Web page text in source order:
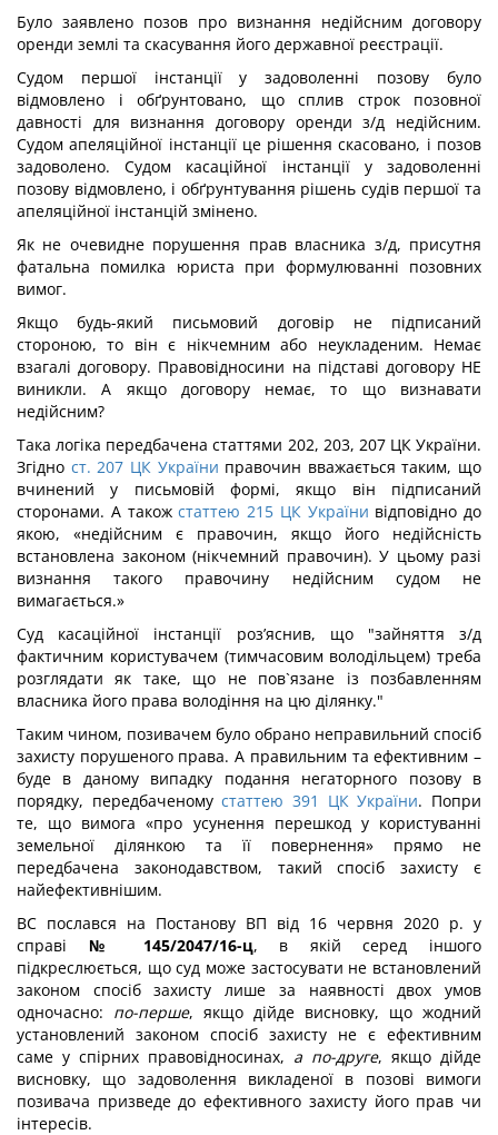
Було заявлено позов про визнання недійсним договору
оренди землі та скасування його державної реєстрації.
Судом першої інстанції у задоволенні позову було
відмовлено і обґрунтовано, що сплив строк позовної
давності для визнання договору оренди з/д недійсним.
Судом апеляційної інстанції це рішення скасовано, і позов
задоволено. Судом касаційної інстанції у задоволенні
позову відмовлено, і обґрунтування рішень судів першої та
апеляційної інстанцій змінено.
Як не очевидне порушення прав власника з/д, присутня
фатальна помилка юриста при формулюванні позовних
вимог.
Якщо будь-який письмовий договір не підписаний
стороною, то він є нікчемним або неукладеним. Немає
взагалі договору. Правовідносини на підставі договору НЕ
виникли. А якщо договору немає, то що визнавати
недійсним?
Така логіка передбачена статтями 202, 203, 207 ЦК України.
Згідно ст. 207 ЦК України правочин вважається таким, що
вчинений у письмовій формі, якщо він підписаний
сторонами. А такожстаттею 215 ЦК України відповідно до
якою, «недійсним є правочин, якщо його недійсність
встановлена законом (нікчемний правочин). У цьому разі
визнання такого правочину недійсним судом не
вимагається.»
Суд касаційної інстанції роз’яснив, що "зайняття з/д
фактичним користувачем (тимчасовим володільцем) треба
розглядати як таке, що не пов`язане із позбавленням
власника його права володіння на цю ділянку."
Таким чином, позивачем було обрано неправильний спосіб
захисту порушеного права. А правильним та ефективним –
буде в даному випадку подання негаторного позову в
порядку, передбаченомустаттею 391 ЦК України. Попри
те, що вимога «про усунення перешкод у користуванні
земельної ділянкою та її повернення» прямо не
передбачена законодавством, такий спосіб захисту є
найефективнішим.
ВС послався на Постанову ВП від 16 червня 2020 р. у
справі № 145/2047/16-ц, в якій серед іншого
підкреслюється, що суд може застосувати не встановлений
законом спосіб захисту лише за наявності двох умов
одночасно: по-перше, якщо дійде висновку, що жодний
установлений законом спосіб захисту не є ефективним
саме у спірних правовідносинах, а по-друге, якщо дійде
висновку, що задоволення викладеної в позові вимоги
позивача призведе до ефективного захисту його прав чи
інтересів.